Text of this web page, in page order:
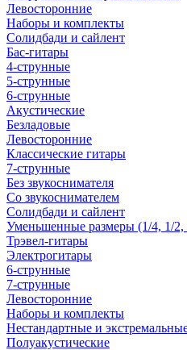
Левосторонние
Наборы и комплекты
Солидбади и сайлент
Бас-гитары
4-струнные
5-струнные
6-струнные
Акустические
Безладовые
Левосторонние
Классические гитары
7-струнные
Без звукоснимателя
Со звукоснимателем
Солидбади и сайлент
Уменьшенные размеры (1/4, 1/2,
Трэвел-гитары
Электрогитары
6-струнные
7-струнные
Левосторонние
Наборы и комплекты
Нестандартные и
Полуакустические